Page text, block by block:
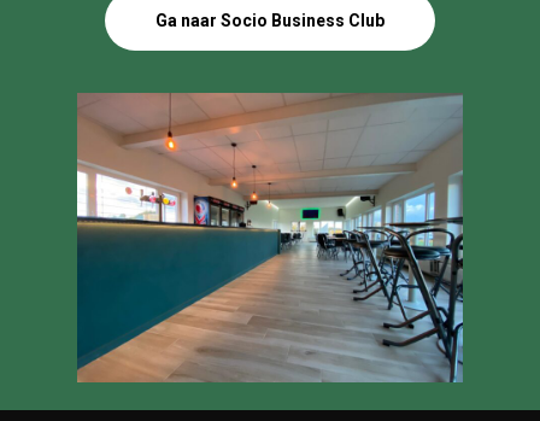
Ga naar Socio Business Club